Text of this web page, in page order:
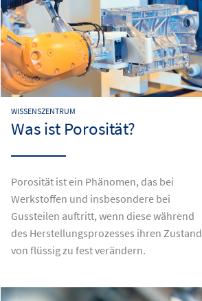
WISSENSZENTRUM
Was ist Porosität?
Porosität ist ein Phänomen, das bei
Werkstoffen und insbesondere bei
Gussteilen auftritt, wenn diese während
des Herstellungsprozesses ihren Zustand
von flüssig zu fest verändern.